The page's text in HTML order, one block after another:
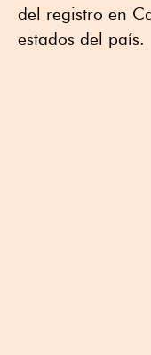
del registro en
estados del país.